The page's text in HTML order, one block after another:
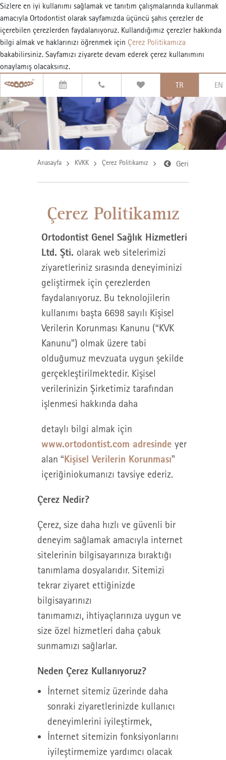
Sizlere en iyi kullanımı sağlamak ve tanıtım çalışmalarında kullanmak
amacıyla Ortodontist olarak sayfamızda üçüncü şahıs çerezler de
içerebilen çerezlerden faydalanıyoruz. Kullandığımız çerezler hakkında
bilgi almak ve haklarınızı öğrenmek için Çerez Politikamıza
bakabilirsiniz. Sayfamızı ziyarete devam ederek çerez kullanımını
onaylamış olacaksınız.
TR
EN
Anasayfa KVKK Çerez Politikamız Geri
Çerez Politikamız
Ortodontist Genel Sağlık Hizmetleri
Ltd. Şti. olarak web sitelerimizi
ziyaretleriniz sırasında deneyiminizi
geliştirmek için çerezlerden
faydalanıyoruz. Bu teknolojilerin
kullanımı başta 6698 sayılı Kişisel
Verilerin Korunması Kanunu (“KVK
Kanunu”) olmak üzere tabi
olduğumuz mevzuata uygun şekilde
gerçekleştirilmektedir. Kişisel
verilerinizin Şirketimiz tarafından
işlenmesi hakkında daha
detaylı bilgi almak için
www.ortodontist.com adresinde yer
alan “Kişisel Verilerin Korunması”
içeriğiniokumanızı tavsiye ederiz.
Çerez Nedir?
Çerez, size daha hızlı ve güvenli bir
deneyim sağlamak amacıyla internet
sitelerinin bilgisayarınıza bıraktığı
tanımlama dosyalarıdır. Sitemizi
tekrar ziyaret ettiğinizde
bilgisayarınızı
tanımamızı, ihtiyaçlarınıza uygun ve
size özel hizmetleri daha çabuk
sunmamızı sağlarlar.
Neden Çerez Kullanıyoruz?
İnternet sitemiz üzerinde daha
sonraki ziyaretlerinizde kullanıcı
deneyimlerini iyileştirmek,
İnternet sitemizin fonksiyonlarını
iyileştirmemize yardımcı olacak